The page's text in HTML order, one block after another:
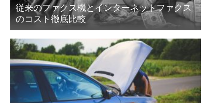
従来のファクス機とインターネットファクス
のコスト徹底比較